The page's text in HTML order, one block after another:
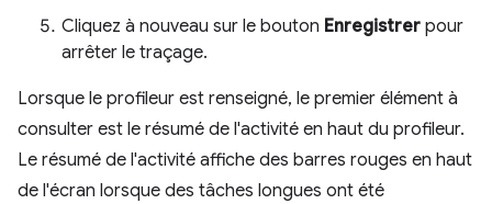
Cliquez à nouveau sur le bouton Enregistrer pour
arrêter le traçage.
Lorsque le profileur est renseigné, le premier élément à
consulter est le résumé de l'activité en haut du profileur.
Le résumé de l'activité affiche des barres rouges en haut
de l'écran lorsque des tâches longues ont été